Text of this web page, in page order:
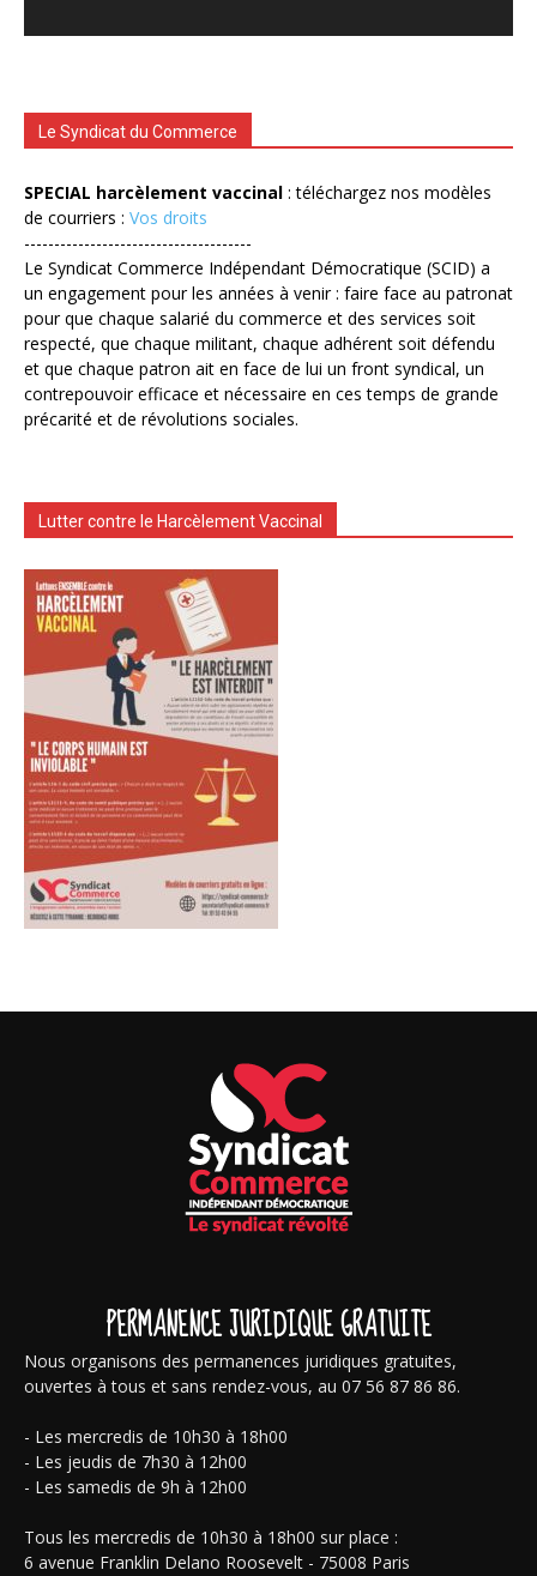
Le Syndicat du Commerce
SPECIAL harcèlement vaccinal : téléchargez nos modèles
de courriers : Vos droits
--------------------------------------
Le Syndicat Commerce Indépendant Démocratique (SCID) a
un engagement pour les années à venir : faire face au patronat
pour que chaque salarié du commerce et des services soit
respecté, que chaque militant, chaque adhérent soit défendu
et que chaque patron ait en face de lui un front syndical, un
contrepouvoir efficace et nécessaire en ces temps de grande
précarité et de révolutions sociales.
Lutter contre le Harcèlement Vaccinal
PERMANENCE JURIDIQUE GRATUITE
Nous organisons des permanences juridiques gratuites,
ouvertes à tous et sans rendez-vous, au 07 56 87 86 86.
- Les mercredis de 10h30 à 18h00
- Les jeudis de 7h30 à 12h00
- Les samedis de 9h à 12h00
Tous les mercredis de 10h30 à 18h00 sur place :
6 avenue Franklin Delano Roosevelt - 75008 Paris